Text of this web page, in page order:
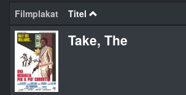
Filmplakat Titel
Take, The